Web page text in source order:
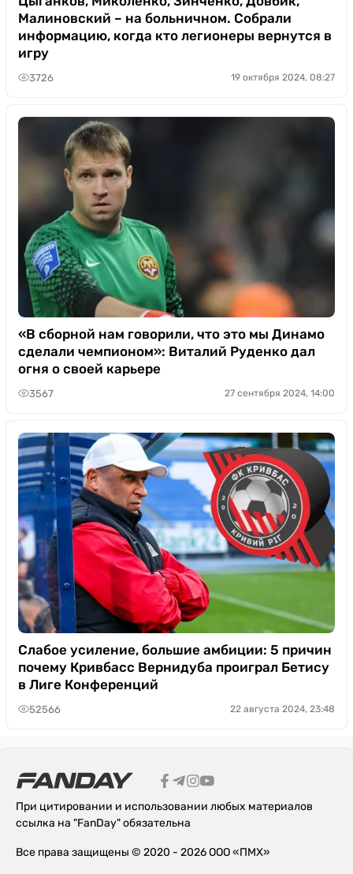
Малиновский – на больничном. Собрали
информацию, когда кто легионеры вернутся в
игру
3726 19 октября 2024, 08:27
«В сборной нам говорили, что это мы Динамо
сделали чемпионом»: Виталий Руденко дал
огня о своей карьере
3567 27 сентября 2024, 14:00
Слабое усиление, большие амбиции: 5 причин
почему Кривбасс Вернидуба проиграл Бетису
в Лиге Конференций
52566 22 августа 2024, 23:48
При цитировании и использовании любых материалов
ссылка на "FanDay" обязательна
Все права защищены © 2020 - 2026 ООО «ПМХ»